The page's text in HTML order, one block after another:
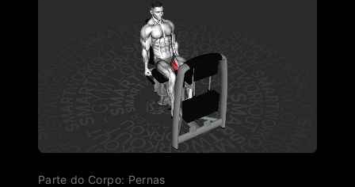
Parte do Corpo: Pernas